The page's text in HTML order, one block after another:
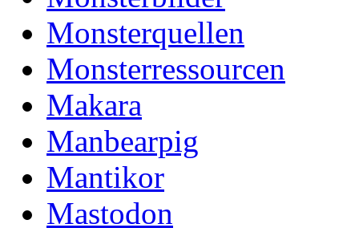
Monsterquellen
Monsterressourcen
Makara
Manbearpig
Mantikor
Mastodon